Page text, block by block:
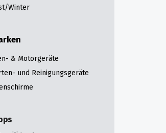
Winter
& Motorgeräte
und Reinigungsgeräte